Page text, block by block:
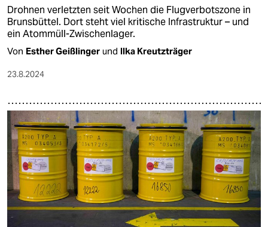
Drohnen verletzten seit Wochen die Flugverbotszone in
Brunsbüttel. Dort steht viel kritische Infrastruktur – und
ein Atommüll-Zwischenlager.
Von Esther Geißlinger und Ilka Kreutzträger
23.8.2024